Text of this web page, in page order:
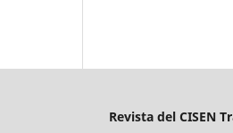
Revista del CISEN